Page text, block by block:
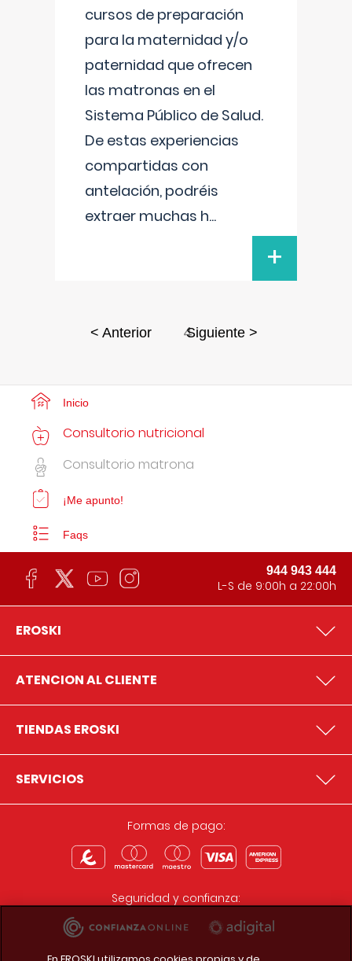
cursos de preparación
para la maternidad y/o
paternidad que ofrecen
las matronas en el
Sistema Público de Salud.
De estas experiencias
compartidas con
antelación, podréis
extraer muchas h...
+
< Anterior 4
Siguiente >
Inicio
Consultorio nutricional
Consultorio matrona
¡Me apunto!
Faqs
944 943 444
L-S de 9:00h a 22:00h
EROSKI
ATENCION AL CLIENTE
TIENDAS EROSKI
SERVICIOS
Formas de pago:
Seguridad y confianza: